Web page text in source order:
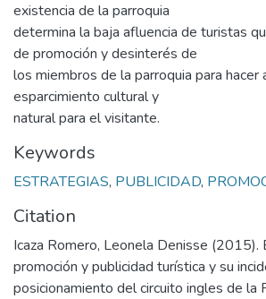
existencia de la parroquia
determina la baja afluencia de turistas
de promoción y desinterés de
los miembros de la parroquia para hacer
esparcimiento cultural y
natural para el visitante.
Keywords
ESTRATEGIAS, PUBLICIDAD,
Citation
Icaza Romero, Leonela Denisse (2015).
promoción y publicidad turística y su
posicionamiento del circuito ingles de la